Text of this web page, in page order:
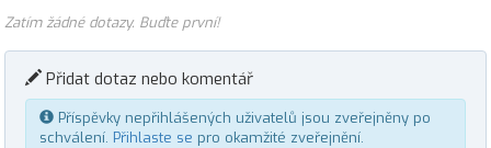
Zatím žádné dotazy. Buďte první!
Přidat dotaz nebo komentář
Příspěvky nepřihlášených uživatelů jsou zveřejněny po
schválení. Přihlaste se pro okamžité zveřejnění.